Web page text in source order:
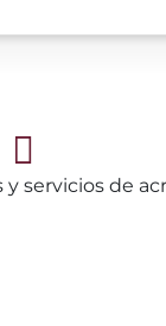
servicios de